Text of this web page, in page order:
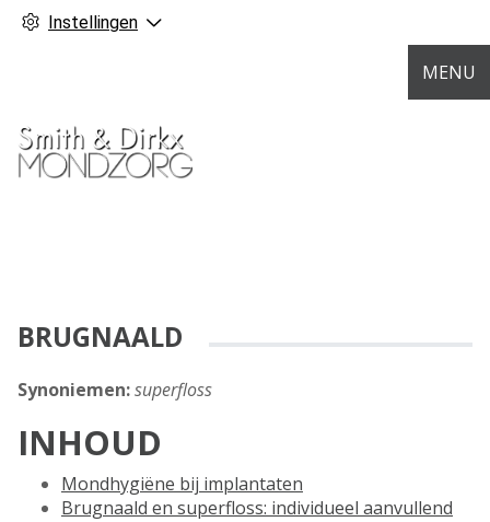
Instellingen
MENU
BRUGNAALD
Synoniemen:superfloss
INHOUD
Mondhygiëne bij implantaten
Brugnaald en superfloss: individueel aanvullend